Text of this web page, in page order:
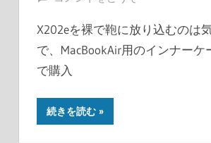
X202eを裸で鞄に放り込むのは
で、MacBookAir用のインナーケ
で購入
続きを読む